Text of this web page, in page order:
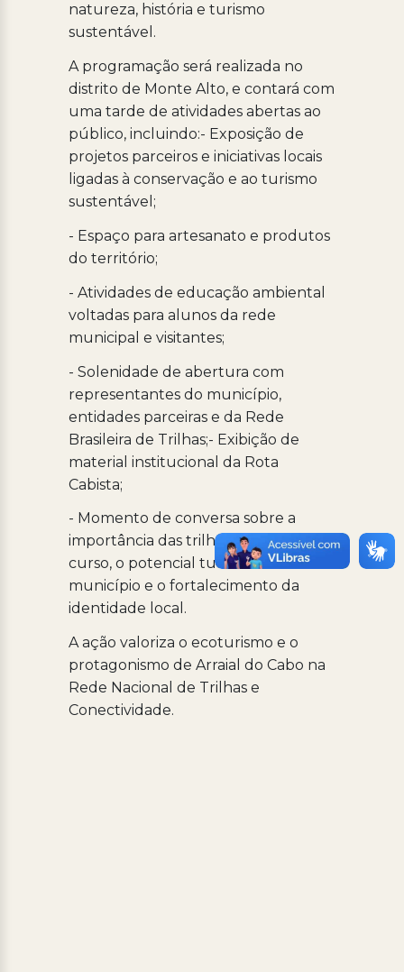
natureza, história e turismo
sustentável.
A programação será realizada no
distrito de Monte Alto, e contará com
uma tarde de atividades abertas ao
público, incluindo:- Exposição de
projetos parceiros e iniciativas locais
ligadas à conservação e ao turismo
sustentável;
- Espaço para artesanato e produtos
do território;
- Atividades de educação ambiental
voltadas para alunos da rede
municipal e visitantes;
- Solenidade de abertura com
representantes do município,
entidades parceiras e da Rede
Brasileira de Trilhas;- Exibição de
material institucional da Rota
Cabista;
- Momento de conversa sobre a
importância das trilhas de longo
curso, o potencial turístico do
município e o fortalecimento da
identidade local.
A ação valoriza o ecoturismo e o
protagonismo de Arraial do Cabo na
Rede Nacional de Trilhas e
Conectividade.